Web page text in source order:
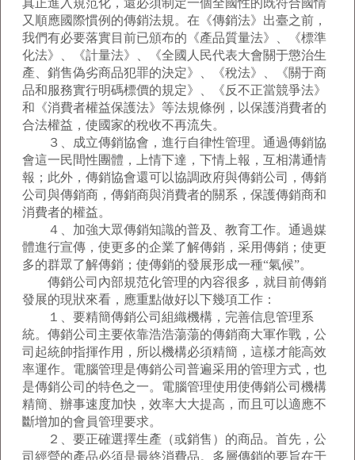
真正進入規范化，還必須制定一個全國性的既符合國情
又順應國際慣例的傳銷法規。在《傳銷法》出臺之前，
我們有必要落實目前已頒布的《產品質量法》、《標準
化法》、《計量法》、《全國人民代表大會關于懲治生
產、銷售偽劣商品犯罪的決定》、《稅法》、《關于商
品和服務實行明碼標價的規定》、《反不正當競爭法》
和《消費者權益保護法》等法規條例，以保護消費者的
合法權益，使國家的稅收不再流失。
３、成立傳銷協會，進行自律性管理。通過傳銷協
會這一民間性團體，上情下達，下情上報，互相溝通情
報；此外，傳銷協會還可以協調政府與傳銷公司，傳銷
公司與傳銷商，傳銷商與消費者的關系，保護傳銷商和
消費者的權益。
４、加強大眾傳銷知識的普及、教育工作。通過媒
體進行宣傳，使更多的企業了解傳銷，采用傳銷；使更
多的群眾了解傳銷；使傳銷的發展形成一種“氣候”。
傳銷公司內部規范化管理的內容很多，就目前傳銷
發展的現狀來看，應重點做好以下幾項工作：
１、要精簡傳銷公司組織機構，完善信息管理系
統。傳銷公司主要依靠浩浩蕩蕩的傳銷商大軍作戰，公
司起統帥指揮作用，所以機構必須精簡，這樣才能高效
率運作。電腦管理是傳銷公司普遍采用的管理方式，也
是傳銷公司的特色之一。電腦管理使用使傳銷公司機構
精簡、辦事速度加快，效率大大提高，而且可以適應不
斷增加的會員管理要求。
２、要正確選擇生產（或銷售）的商品。首先，公
司經營的產品必須是最終消費品。多層傳銷的要旨在于